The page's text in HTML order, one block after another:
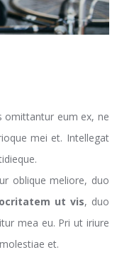
omittantur eum ex, ne
mei et. Intellegat
oblique meliore, duo
ut vis, duo
mea eu. Pri ut iriure
et.